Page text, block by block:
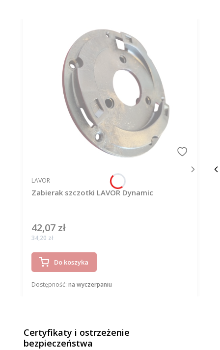
Zabierak szczotki LAVOR Dynamic
PRODUCENT
LAVOR
Cena
42,07 zł
Cena
34,20 zł
Do koszyka
Dostępność: na wyczerpaniu
Certyfikaty i ostrzeżenie
bezpieczeństwa